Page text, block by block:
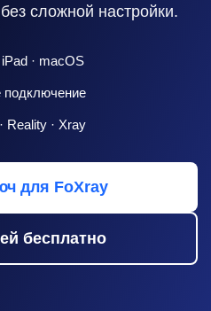
сложной настройки.
iPad · macOS
Reality · Xray
для FoXray
бесплатно